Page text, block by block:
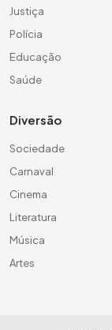
Justiça
Polícia
Educação
Saúde
Diversão
Sociedade
Carnaval
Cinema
Literatura
Música
Artes